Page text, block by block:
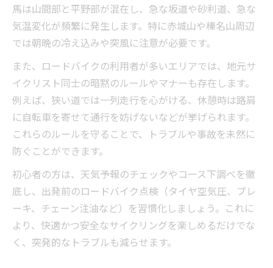
馬は山間部と平野部が混在し、急な坂道や砂利道、急な
気温変化が頻繁に発生します。特に赤城山や榛名山周辺
では朝晩の冷え込みや突風に注意が必要です。
また、ロードバイクの利用者が多いエリアでは、地元サ
イクリスト同士の暗黙のルールやマナーも存在します。
例えば、狭い道では一列走行を心がける、休憩時は路肩
に自転車を寄せて通行を妨げないなどが挙げられます。
これらのルールを守ることで、トラブルや事故を未然に
防ぐことができます。
初心者の方は、天気予報のチェックやコース下調べを徹
底し、出発前のロードバイク点検（タイヤ空気圧、ブレ
ーキ、チェーン注油など）を習慣化しましょう。これに
より、快適かつ安全なサイクリングを楽しめるだけでな
く、突発的なトラブルも減らせます。